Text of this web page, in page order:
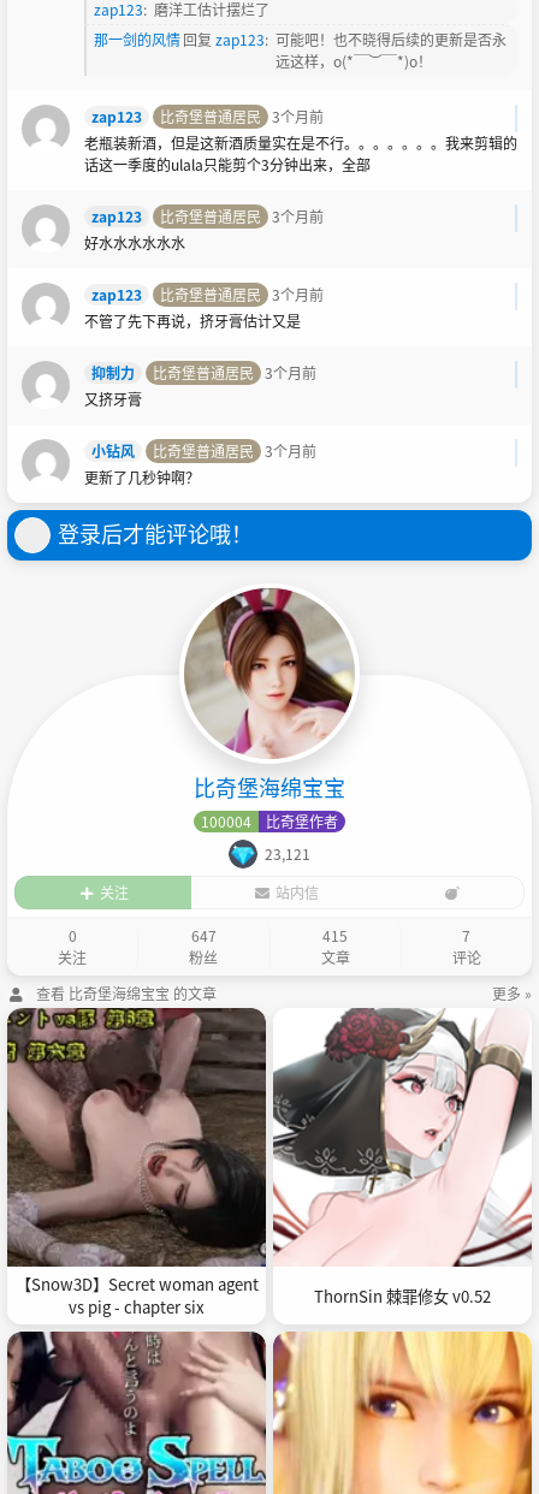
zap123: 磨洋工估计摆烂了
那一剑的风情回复 zap123: 可能吧！也不晓得后续的更新是否永
远这样，o(*￣︶￣*)o！
zap123 比奇堡普通居民 3个月前
老瓶装新酒，但是这新酒质量实在是不行。。。。。。。我来剪辑的
话这一季度的ulala只能剪个3分钟出来，全部
zap123 比奇堡普通居民 3个月前
好水水水水水水
zap123 比奇堡普通居民 3个月前
不管了先下再说，挤牙膏估计又是
抑制力 比奇堡普通居民 3个月前
又挤牙膏
小钻风 比奇堡普通居民 3个月前
更新了几秒钟啊？
登录后才能评论哦！
比奇堡海绵宝宝
100004
比奇堡作者
23,121
关注
站内信
0
关注
647
粉丝
415
文章
7
评论
查看 比奇堡海绵宝宝 的文章
更多 »
【Snow3D】Secret woman agent
vs pig - chapter six
ThornSin 棘罪修女 v0.52